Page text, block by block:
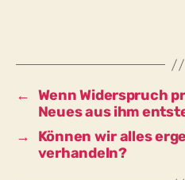
← Wenn Widerspruch
Neues aus ihm
→
Können wir alles
verhandeln?